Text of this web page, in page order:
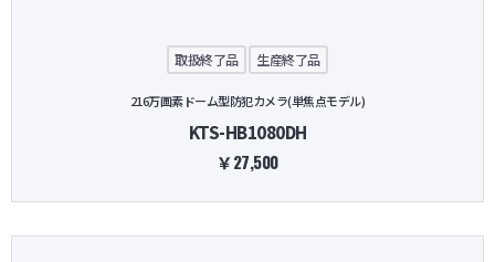
取扱終了品 生産終了品
216万画素ドーム型防犯カメラ(単焦点モデル)
KTS-HB1080DH
￥27,500